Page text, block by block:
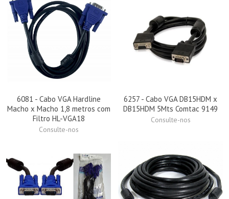
6081 - Cabo VGA Hardline
Macho x Macho 1,8 metros com
Filtro HL-VGA18
Consulte-nos
6257 - Cabo VGA DB15HDM x
DB15HDM 5Mts Comtac 9149
Consulte-nos